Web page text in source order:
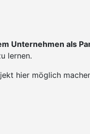
Unternehmen als
lernen.
hier möglich